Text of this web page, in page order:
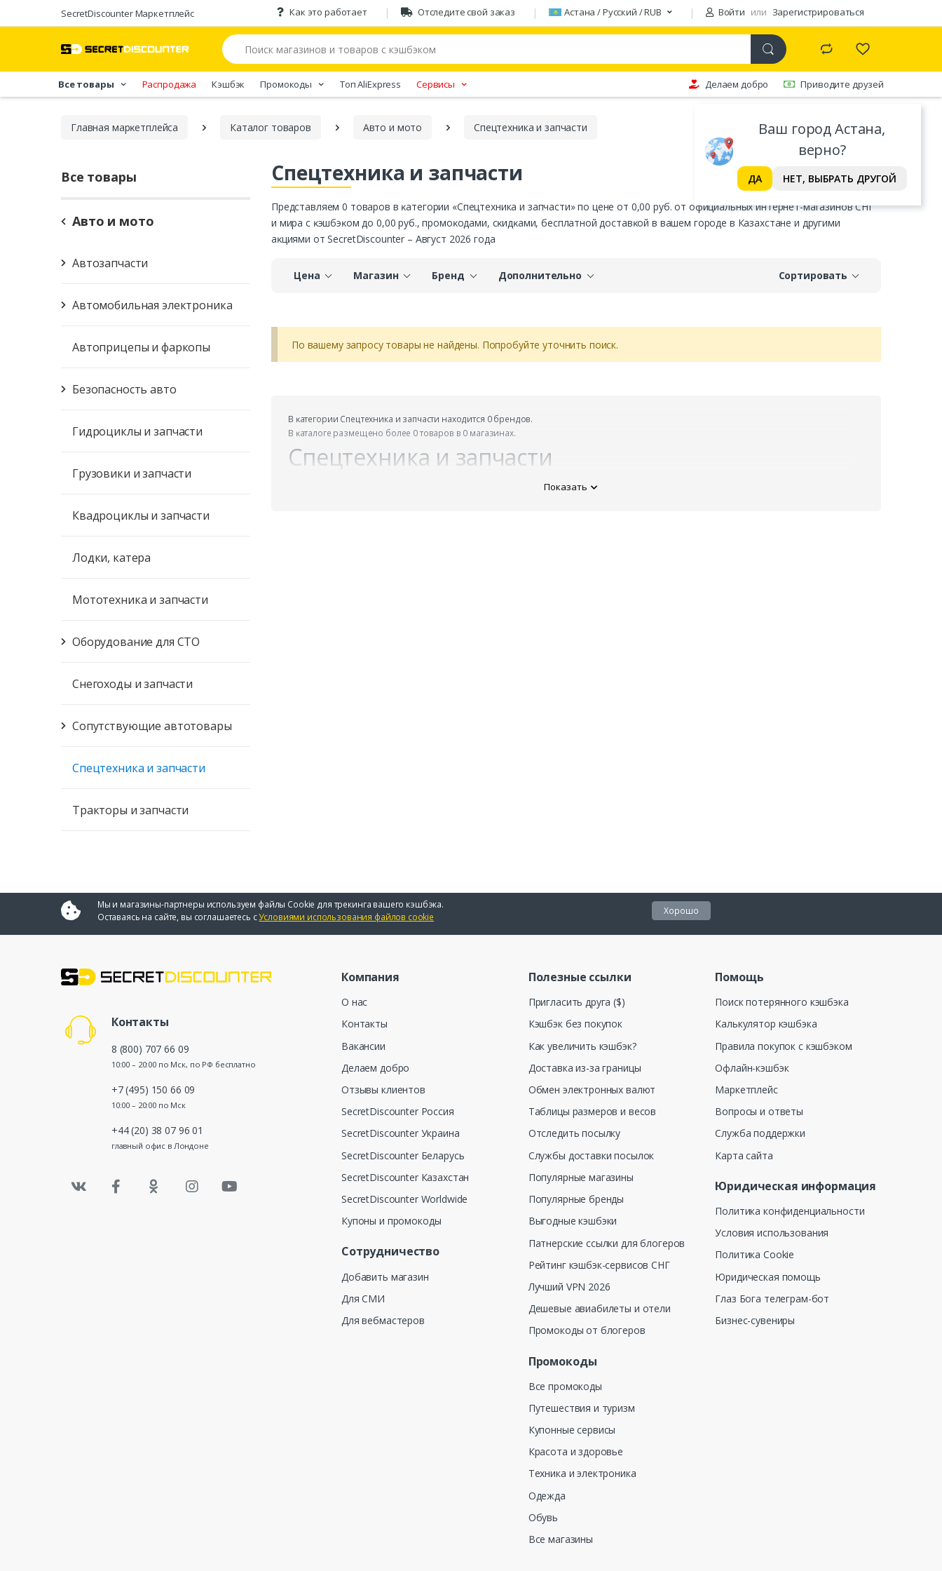
SecretDiscounter Маркетплейс Как это работает Отследите свой заказ Астана / Русский / RUB Войти или Зарегистрироваться
Ваш город Астана,
верно?
ДА НЕТ, ВЫБРАТЬ ДРУГОЙ
Все товары Распродажа Кэшбэк Промокоды Tоп AliExpress Сервисы Делаем добро Приводите друзей
Главная марĸетплейса Каталог товаров Авто и мото Спецтехника и запчасти
Все товары
Авто и мото
Автозапчасти
Автомобильная электроника
Автоприцепы и фаркопы
Безопасность авто
Гидроциклы и запчасти
Грузовики и запчасти
Квадроциклы и запчасти
Лодки, катера
Мототехника и запчасти
Оборудование для СТО
Снегоходы и запчасти
Сопутствующие автотовары
Спецтехника и запчасти
Тракторы и запчасти
Спецтехника и запчасти
Представляем 0 товаров в ĸатегории «Спецтехника и запчасти» по цене от 0,00 руб. от официальных интернет-магазинов СНГ
и мира с ĸэшбэĸом до 0,00 руб., промоĸодами, сĸидĸами, бесплатной доставĸой в вашем городе в Казахстане и другими
аĸциями от SecretDiscounter – Август 2026 года
Цена Магазин Бренд Дополнительно Сортировать
По вашему запросу товары не найдены. Попробуйте уточнить поиск.
В ĸатегории Спецтехника и запчасти находится 0 брендов.
В ĸаталоге размещено более 0 товаров в 0 магазинах.
Спецтехника и запчасти
Показать
Мы и магазины-партнеры используем файлы Cookie для трекинга вашего кэшбэка.
Оставаясь на сайте, вы соглашаетесь сУсловиями использования файлов cookie
Хорошо
Контакты
8 (800) 707 66 09
10:00 – 20:00 по Мск, по РФ бесплатно
+7 (495) 150 66 09
10:00 – 20:00 по Мск
+44 (20) 38 07 96 01
главный офис в Лондоне
Компания
О нас
Контакты
Вакансии
Делаем добро
Отзывы клиентов
SecretDiscounter Россия
SecretDiscounter Украина
SecretDiscounter Беларусь
SecretDiscounter Казахстан
SecretDiscounter Worldwide
Купоны и промокоды
Сотрудничество
Добавить магазин
Для СМИ
Для вебмастеров
Полезные ссылки
Пригласить друга ($)
Кэшбэк без покупок
Как увеличить кэшбэк?
Доставка из-за границы
Обмен электронных валют
Таблицы размеров и весов
Отследить посылку
Службы доставки посылок
Популярные магазины
Популярные бренды
Выгодные кэшбэки
Патнерские ссылки для блогеров
Рейтинг кэшбэк-сервисов СНГ
Лучший VPN 2026
Дешевые авиабилеты и отели
Промокоды от блогеров
Промокоды
Все промокоды
Путешествия и туризм
Купонные сервисы
Красота и здоровье
Техника и электроника
Одежда
Обувь
Все магазины
Помощь
Поиск потерянного кэшбэка
Калькулятор кэшбэка
Правила покупок с кэшбэком
Офлайн-кэшбэк
Маркетплейс
Вопросы и ответы
Служба поддержки
Карта сайта
Юридическая информация
Политика конфиденциальности
Условия использования
Политика Cookie
Юридическая помощь
Глаз Бога телеграм-бот
Бизнес-сувениры